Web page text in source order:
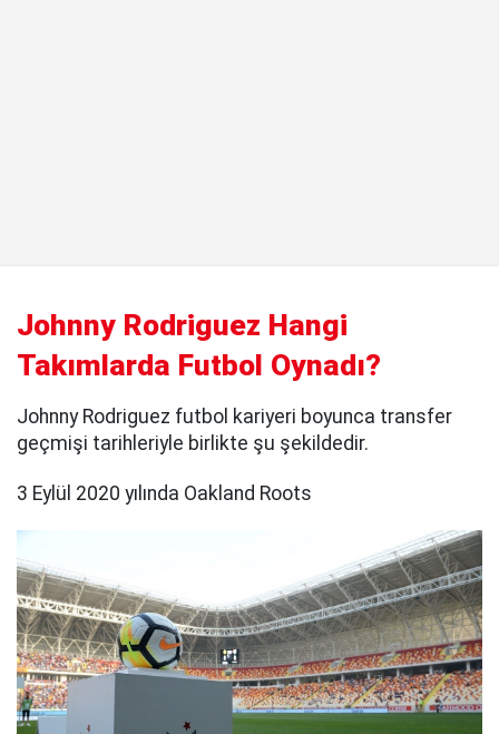
Johnny Rodriguez Hangi
Takımlarda Futbol Oynadı?
Johnny Rodriguez futbol kariyeri boyunca transfer
geçmişi tarihleriyle birlikte şu şekildedir.
3 Eylül 2020 yılında Oakland Roots